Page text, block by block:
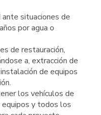
situaciones de
por agua o
de restauración,
a, extracción de
de equipos
los vehículos de
equipos y todos los